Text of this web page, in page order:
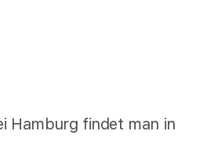
Hamburg findet man in